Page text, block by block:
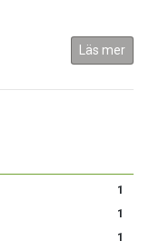
1
1
1
Läs mer